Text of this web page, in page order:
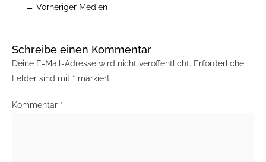
← Vorheriger Medien
Schreibe einen Kommentar
Deine E-Mail-Adresse wird nicht veröffentlicht. Erforderliche
Felder sind mit * markiert
Kommentar *